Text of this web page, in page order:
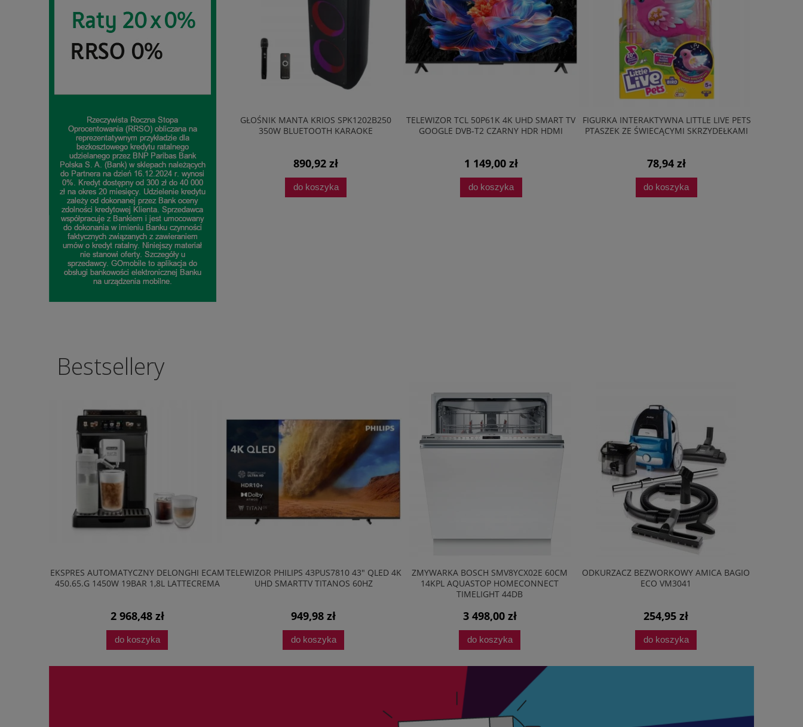
EKSPRES AUTOMATYCZNY DELONGHI
ECAM290.81.TB 1450W 1,8L 15BAR
1 718,95 zł
do koszyka
GŁOŚNIK MANTA KRIOS SPK1202B250
350W BLUETOOTH KARAOKE
890,92 zł
do koszyka
TELEWIZOR TCL 50P61K 4K UHD SMART TV
GOOGLE DVB-T2 CZARNY HDR HDMI
1 149,00 zł
do koszyka
FIGURKA INTERAKTYWNA LITTLE LIVE PETS
PTASZEK ZE ŚWIECĄCYMI SKRZYDEŁKAMI
78,94 zł
do koszyka
Bestsellery
EKSPRES AUTOMATYCZNY DELONGHI ECAM
450.65.G 1450W 19BAR 1,8L LATTECREMA
2 968,48 zł
do koszyka
TELEWIZOR PHILIPS 43PUS7810 43" QLED 4K
UHD SMARTTV TITANOS 60HZ
949,98 zł
do koszyka
ZMYWARKA BOSCH SMV8YCX02E 60CM
14KPL AQUASTOP HOMECONNECT
TIMELIGHT 44DB
3 498,00 zł
do koszyka
ODKURZACZ BEZWORKOWY AMICA BAGIO
ECO VM3041
254,95 zł
do koszyka